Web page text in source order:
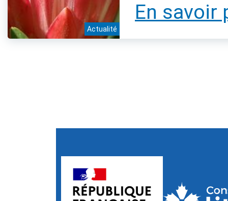
Actualité
En savoir